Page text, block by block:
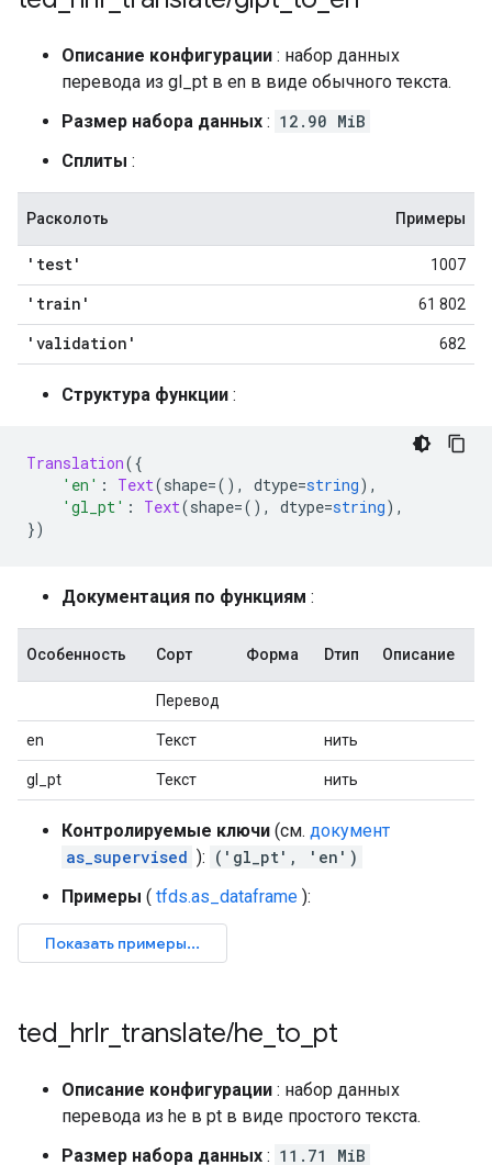
Описание конфигурации : набор данных
перевода из gl_pt в en в виде обычного текста.
Размер набора данных : 12.90 MiB
Сплиты :
Расколоть Примеры
'test' 1007
'train' 61 802
'validation' 682
Структура функции :
Translation({
'en' : Text(shape=(), dtype=string),
'gl_pt' : Text(shape=(), dtype=string),
})
Документация по функциям :
Особенность Сорт Форма Dтип Описание
Перевод
en Текст нить
gl_pt Текст нить
Контролируемые ключи (см. документ
as_supervised ): ('gl_pt', 'en')
Примеры ( tfds.as_dataframe ):
ted hrlr translate/he to pt
Описание конфигурации : набор данных
перевода из he в pt в виде простого текста.
Размер набора данных : 11.71 MiB